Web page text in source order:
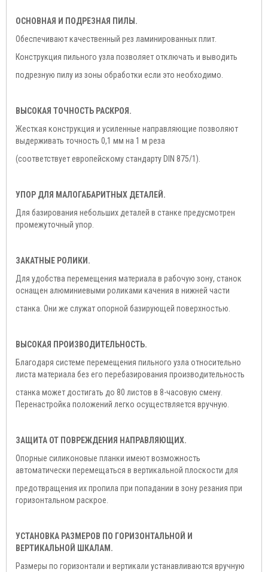
ОСНОВНАЯ И ПОДРЕЗНАЯ ПИЛЫ.
Обеспечивают качественный рез ламинированных плит.
Конструкция пильного узла позволяет отключать и выводить
подрезную пилу из зоны обработки если это необходимо.
ВЫСОКАЯ ТОЧНОСТЬ РАСКРОЯ.
Жесткая конструкция и усиленные направляющие позволяют
выдерживать точность 0,1 мм на 1 м реза
(соответствует европейскому стандарту DIN 875/1).
УПОР ДЛЯ МАЛОГАБАРИТНЫХ ДЕТАЛЕЙ.
Для базирования небольших деталей в станке предусмотрен
промежуточный упор.
ЗАКАТНЫЕ РОЛИКИ.
Для удобства перемещения материала в рабочую зону, станок
оснащен алюминиевыми роликами качения в нижней части
станка. Они же служат опорной базирующей поверхностью.
ВЫСОКАЯ ПРОИЗВОДИТЕЛЬНОСТЬ.
Благодаря системе перемещения пильного узла относительно
листа материала без его перебазирования производительность
станка может достигать до 80 листов в 8-часовую смену.
Перенастройка положений легко осуществляется вручную.
ЗАЩИТА ОТ ПОВРЕЖДЕНИЯ НАПРАВЛЯЮЩИХ.
Опорные силиконовые планки имеют возможность
автоматически перемещаться в вертикальной плоскости для
предотвращения их пропила при попадании в зону резания при
горизонтальном раскрое.
УСТАНОВКА РАЗМЕРОВ ПО ГОРИЗОНТАЛЬНОЙ И
ВЕРТИКАЛЬНОЙ ШКАЛАМ.
Размеры по горизонтали и вертикали устанавливаются вручную